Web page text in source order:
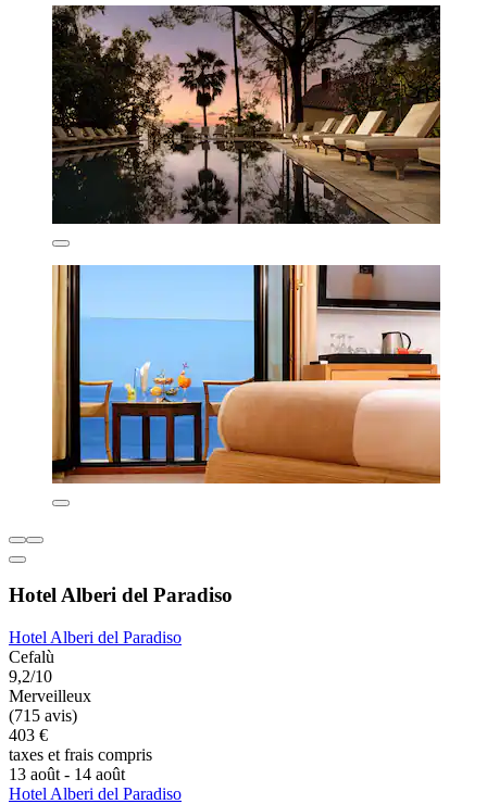
Hotel Alberi del Paradiso
Hotel Alberi del Paradiso
Cefalù
9,2/10
Merveilleux
(715 avis)
403 €
taxes et frais compris
13 août - 14 août
Hotel Alberi del Paradiso